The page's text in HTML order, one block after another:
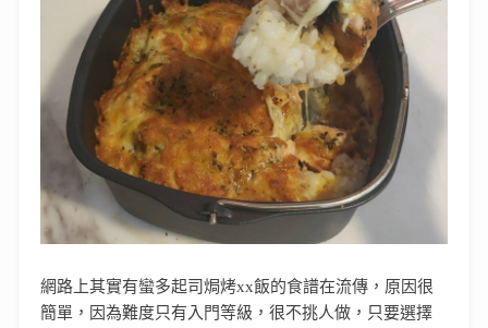
網路上其實有蠻多起司焗烤xx飯的食譜在流傳，原因很
簡單，因為難度只有入門等級，很不挑人做，只要選擇